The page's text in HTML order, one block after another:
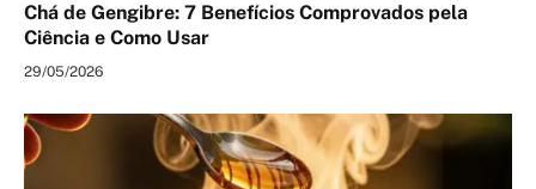
Chá de Gengibre: 7 Benefícios Comprovados pela
Ciência e Como Usar
29/05/2026